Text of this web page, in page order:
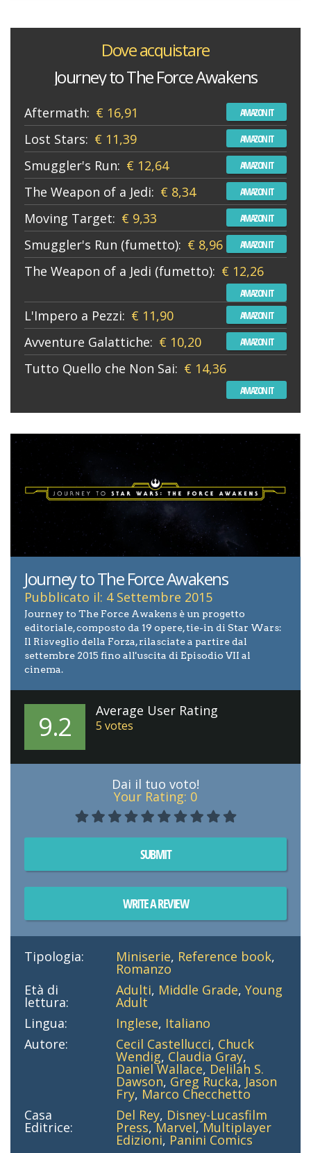
Dove acquistare
Journey to The Force Awakens
Aftermath: € 16,91 AMAZON IT
Lost Stars: € 11,39 AMAZON IT
Smuggler's Run: € 12,64 AMAZON IT
The Weapon of a Jedi: € 8,34 AMAZON IT
Moving Target: € 9,33 AMAZON IT
Smuggler's Run (fumetto): € 8,96 AMAZON IT
The Weapon of a Jedi (fumetto): € 12,26
AMAZON IT
L'Impero a Pezzi: € 11,90 AMAZON IT
Avventure Galattiche: € 10,20 AMAZON IT
Tutto Quello che Non Sai: € 14,36
AMAZON IT
Journey to The Force Awakens
Pubblicato il: 4 Settembre 2015
Journey to The Force Awakens è un progetto
editoriale, composto da 19 opere, tie-in di Star Wars:
Il Risveglio della Forza, rilasciate a partire dal
settembre 2015 fino all'uscita di Episodio VII al
cinema.
9.2 Average User Rating
5 votes
Dai il tuo voto!
Your Rating: 0
SUBMIT
WRITE A REVIEW
Tipologia: Miniserie, Reference book,
Romanzo
Età di
lettura:
Adulti, Middle Grade,Young
Adult
Lingua:
Inglese, Italiano
Autore:
Cecil Castellucci, Chuck
Wendig, Claudia Gray,
Daniel Wallace, Delilah S.
Dawson, Greg Rucka, Jason
Fry, Marco Checchetto
Casa
Editrice:
Del Rey, Disney-Lucasfilm
Press,Marvel,Multiplayer
Edizioni, Panini Comics